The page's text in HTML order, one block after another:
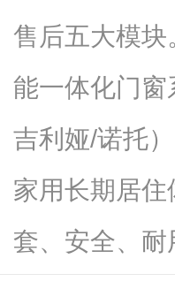
售后五大模
能一体化门
吉利娅/诺托
家用长期居
套、安全、